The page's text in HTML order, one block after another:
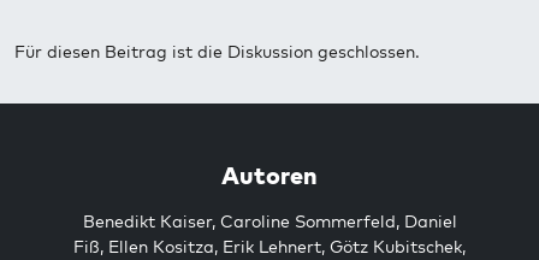
Für diesen Beitrag ist die Diskussion geschlossen.
Autoren
Benedikt Kaiser, Caroline Sommerfeld, Daniel
Fiß, Ellen Kositza, Erik Lehnert, Götz Kubitschek,